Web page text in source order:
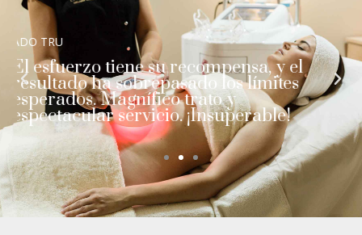
KIKO GARCÍA
De la ilusión, la continua preparación
y la mejora constante sólo puede dar
resultados magníficos.